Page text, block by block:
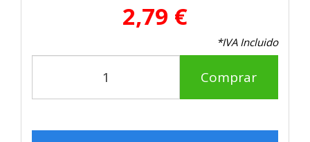
2,79 €
*IVA Incluido
Comprar